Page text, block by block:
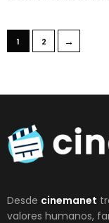
1 2 →
Desde cinemanet
valores humanos,